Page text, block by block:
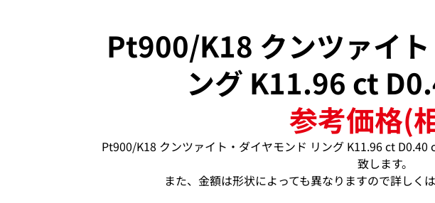
Pt900/K18 クンツァイト
ング K11.96 ct
参考価格(
Pt900/K18 クンツァイト・ダイヤモンド リング K11.96 ct
致します。
また、金額は形状によっても異なりますので詳しく